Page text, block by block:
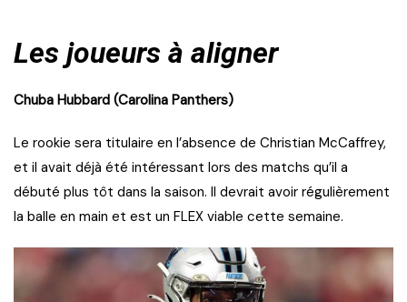
Les joueurs à aligner
Chuba Hubbard (Carolina Panthers)
Le rookie sera titulaire en l’absence de Christian McCaffrey,
et il avait déjà été intéressant lors des matchs qu’il a
débuté plus tôt dans la saison. Il devrait avoir régulièrement
la balle en main et est un FLEX viable cette semaine.